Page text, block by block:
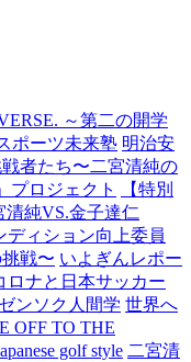
～第二の開学
ポーツ未来塾 明治安
者たち〜二宮清純の
プロジェクト
【特別
純VS.金子達仁
ディション向上委員
戦〜 いよぎんレポー
ロナと日本サッカー
ンソク人間学 世界へ
OFF TO THE
golf style 二宮清